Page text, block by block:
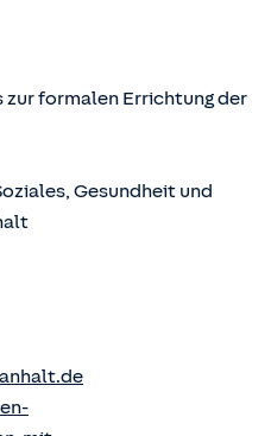
zur formalen Errichtung der
Gesundheit und